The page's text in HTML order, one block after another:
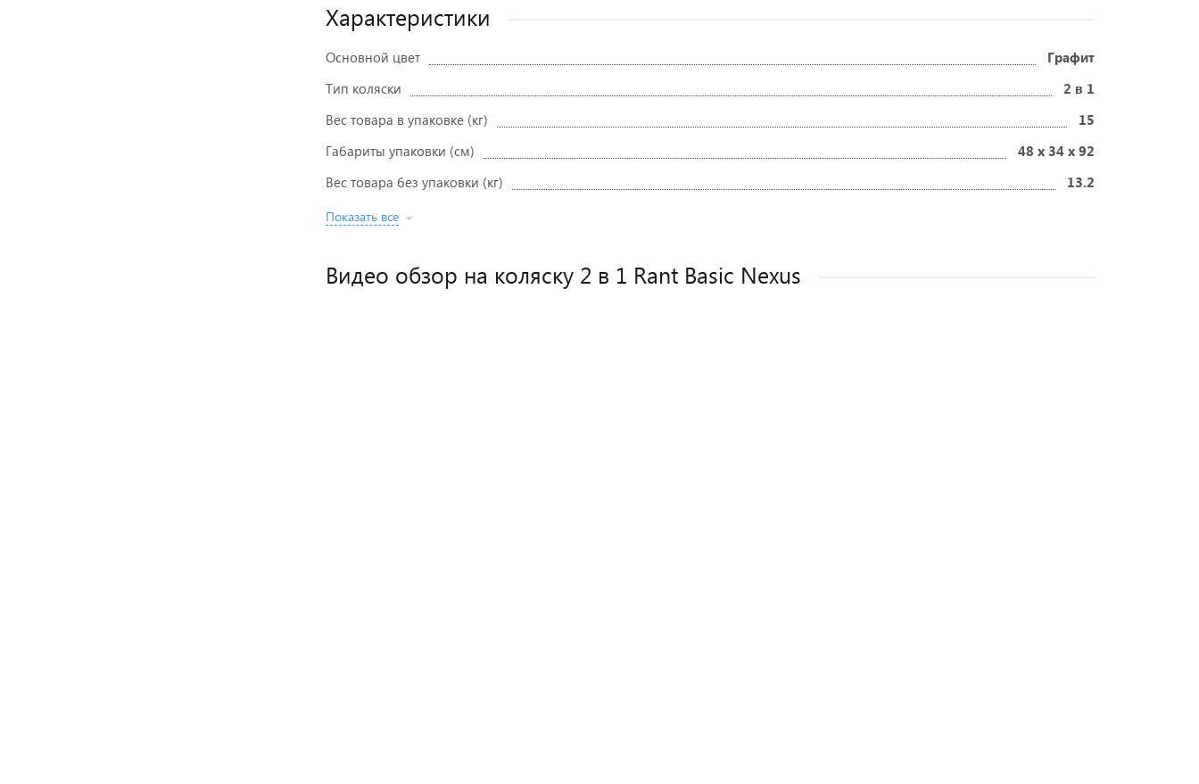
Характеристики
Основной цвет
Графит
Тип коляски
2 в 1
Вес товара в упаковке (кг)
15
Габариты упаковки (см)
48 x 34 x 92
Вес товара без упаковки (кг)
13.2
Показать все
Видео обзор на коляску 2 в 1 Rant Basic Nexus